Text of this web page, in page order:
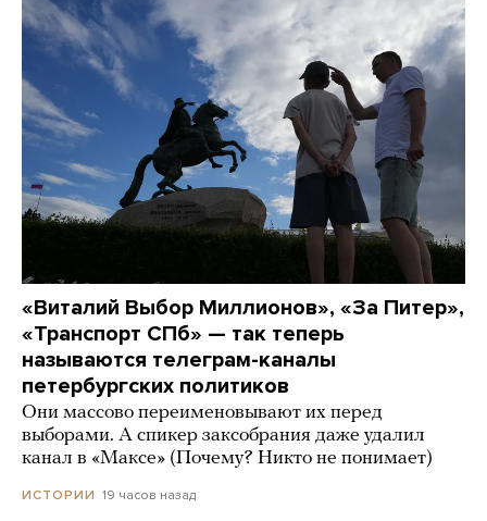
«Виталий Выбор Миллионов», «За Питер»,
«Транспорт СПб» — так теперь
называются телеграм-каналы
петербургских политиков
Они массово переименовывают их перед
выборами. А спикер заксобрания даже удалил
канал в «Максе» (Почему? Никто не понимает)
ИСТОРИИ 19 часов назад